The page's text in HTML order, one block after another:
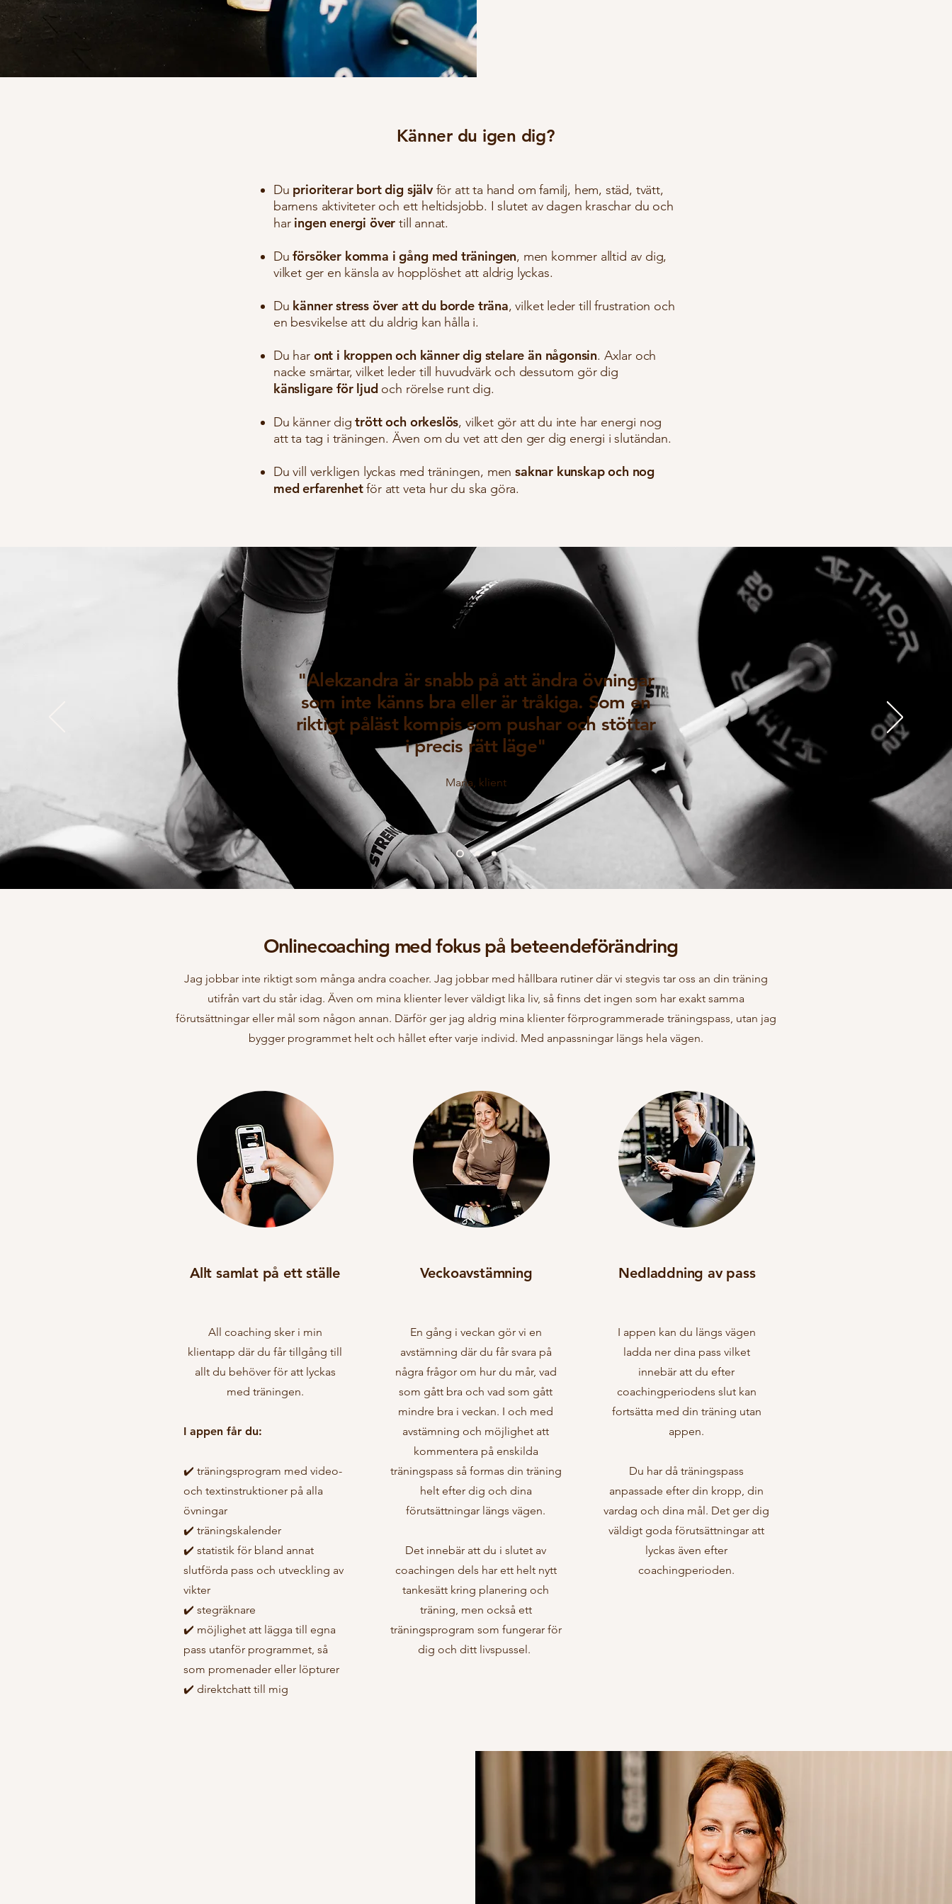
Känner du igen dig?
Du prioriterar bort dig självför att ta hand om familj, hem, städ, tvätt,
barnens aktiviteter och ett heltidsjobb. I slutet av dagen kraschar du och
har ingen energi övertill annat.
Duförsöker komma i gång med träningen, men kommer alltid av dig,
vilket ger en känsla av hopplöshet att aldrig lyckas.
Du känner stress över att du borde träna, vilket leder till frustration och
en besvikelse att du aldrig kan hålla i.
Du har ont i kroppen och känner dig stelare än någonsin. Axlar och
nacke smärtar, vilket leder till huvudvärk och dessutom gör dig
känsligare för ljud och rörelse runt dig.
Du känner digtrött och orkeslös, vilket gör att du inte har energi nog
att ta tag i träningen. Även om du vet att den ger dig energi i slutändan.
Du vill verkligen lyckas med träningen, mensaknar kunskap och nog
med erfarenhetför att veta hur du ska göra.
"Alekzandra är snabb på att ändra övningar
som inte känns bra eller är tråkiga. Som en
riktigt påläst kompis som pushar och stöttar
i precis rätt läge"
Maria, klient
Onlinecoaching med fokus på beteendeförändring
Jag jobbar inte riktigt som många andra coacher. Jag jobbar med hållbara rutiner där vi stegvis tar oss an din träning
utifrån vart du står idag. Även om mina klienter lever väldigt lika liv, så finns det ingen som har exakt samma
förutsättningar eller mål som någon annan. Därför ger jag aldrig mina klienter förprogrammerade träningspass, utan jag
bygger programmet helt och hållet efter varje individ. Med anpassningar längs hela vägen.
Allt samlat på ett ställe
All coaching sker i min
klientapp där du får tillgång till
allt du behöver för att lyckas
med träningen.
I appen får du:
✔️ träningsprogram med video-
och textinstruktioner på alla
övningar
✔️ träningskalender
✔️ statistik för bland annat
slutförda pass och utveckling av
vikter
✔️ stegräknare
✔️ möjlighet att lägga till egna
pass utanför programmet, så
som promenader eller löpturer
✔️ direktchatt till mig
Veckoavstämning
En gång i veckan gör vi en
avstämning där du får svara på
några frågor om hur du mår, vad
som gått bra och vad som gått
mindre bra i veckan. I och med
avstämning och möjlighet att
kommentera på enskilda
träningspass så formas din träning
helt efter dig och dina
förutsättningar längs vägen.
Det innebär att du i slutet av
coachingen dels har ett helt nytt
tankesätt kring planering och
träning, men också ett
träningsprogram som fungerar för
dig och ditt livspussel.
Nedladdning av pass
I appen kan du längs vägen
ladda ner dina pass vilket
innebär att du efter
coachingperiodens slut kan
fortsätta med din träning utan
appen.
Du har då träningspass
anpassade efter din kropp, din
vardag och dina mål. Det ger dig
väldigt goda förutsättningar att
lyckas även efter
coachingperioden.